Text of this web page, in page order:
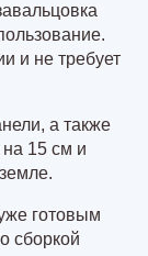
и не требует
а также
15 см и
готовым
сборкой